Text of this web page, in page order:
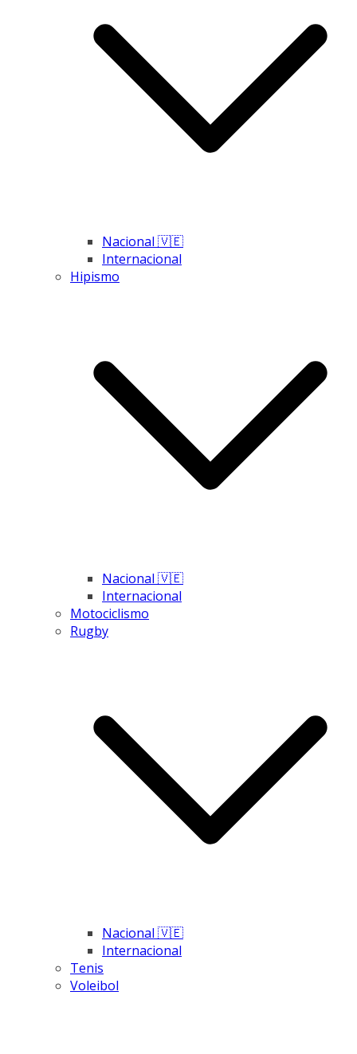
Nacional 🇻🇪
Internacional
Hipismo
Nacional 🇻🇪
Internacional
Motociclismo
Rugby
Nacional 🇻🇪
Internacional
Tenis
Voleibol